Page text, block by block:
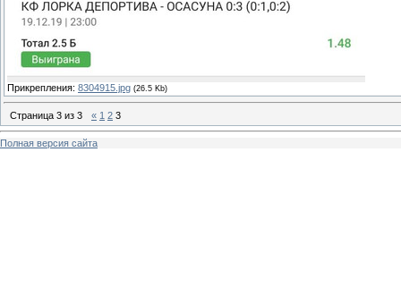
Прикрепления: 8304915.jpg (26.5 Kb)
Страница 3 из 3 « 1 2 3
Полная версия сайта